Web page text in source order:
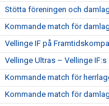
Stötta föreningen och
Kommande match för
Vellinge IF på
Vellinge Ultras – Vellinge
Kommande match för
Kommande match för